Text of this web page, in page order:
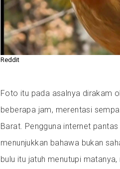
Reddit
Foto itu pada asalnya dirakam
beberapa jam, merentasi
Barat. Pengguna internet
menunjukkan bahawa bukan
bulu itu jatuh menutupi